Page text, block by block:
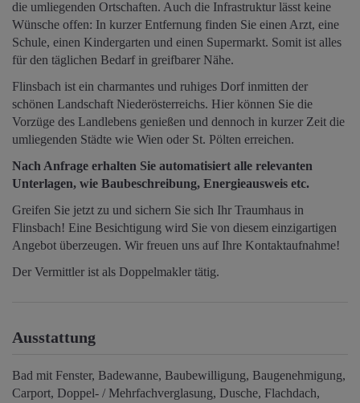
die umliegenden Ortschaften. Auch die Infrastruktur lässt keine
Wünsche offen: In kurzer Entfernung finden Sie einen Arzt, eine
Schule, einen Kindergarten und einen Supermarkt. Somit ist alles
für den täglichen Bedarf in greifbarer Nähe.
Flinsbach ist ein charmantes und ruhiges Dorf inmitten der
schönen Landschaft Niederösterreichs. Hier können Sie die
Vorzüge des Landlebens genießen und dennoch in kurzer Zeit die
umliegenden Städte wie Wien oder St. Pölten erreichen.
Nach Anfrage erhalten Sie automatisiert alle relevanten
Unterlagen, wie Baubeschreibung, Energieausweis etc.
Greifen Sie jetzt zu und sichern Sie sich Ihr Traumhaus in
Flinsbach! Eine Besichtigung wird Sie von diesem einzigartigen
Angebot überzeugen. Wir freuen uns auf Ihre Kontaktaufnahme!
Der Vermittler ist als Doppelmakler tätig.
Ausstattung
Bad mit Fenster Badewanne Baubewilligung Baugenehmigung
Carport Doppel- / Mehrfachverglasung Dusche Flachdach